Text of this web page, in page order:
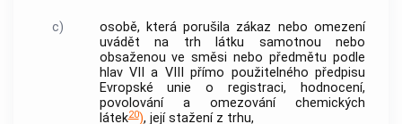
c)
osobě, která porušila zákaz nebo omezení
uvádět na trh látku samotnou nebo
obsaženou ve směsi nebo předmětu podle
hlav VII a VIII přímo použitelného předpisu
Evropské unie o registraci, hodnocení,
povolování a omezování chemických
látek20), její stažení z trhu,